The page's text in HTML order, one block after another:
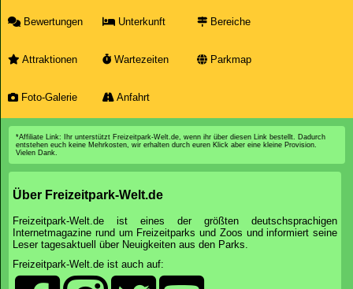
Bewertungen Unterkunft Bereiche
Attraktionen Wartezeiten Parkmap
Foto-Galerie Anfahrt
*Affiliate Link: Ihr unterstützt Freizeitpark-Welt.de, wenn ihr über diesen Link bestellt. Dadurch
entstehen euch keine Mehrkosten, wir erhalten durch euren Klick aber eine kleine Provision.
Vielen Dank.
Über Freizeitpark-Welt.de
Freizeitpark-Welt.de ist eines der größten deutschsprachigen
Internetmagazine rund um Freizeitparks und Zoos und informiert seine
Leser tagesaktuell über Neuigkeiten aus den Parks.
Freizeitpark-Welt.de ist auch auf: